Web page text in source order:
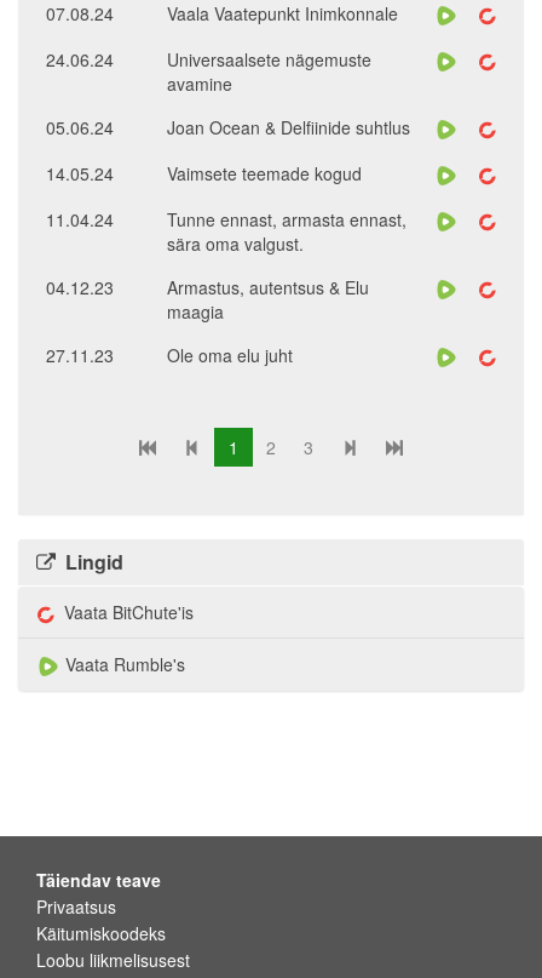
07.08.24
Vaala Vaatepunkt Inimkonnale
24.06.24
Universaalsete nägemuste
avamine
05.06.24
Joan Ocean & Delfiinide suhtlus
14.05.24
Vaimsete teemade kogud
11.04.24
Tunne ennast, armasta ennast,
sära oma valgust.
04.12.23
Armastus, autentsus & Elu
maagia
27.11.23
Ole oma elu juht
1 2 3
Lingid
Vaata BitChute'is
Vaata Rumble's
Täiendav teave
Privaatsus
Käitumiskoodeks
Loobu liikmelisusest